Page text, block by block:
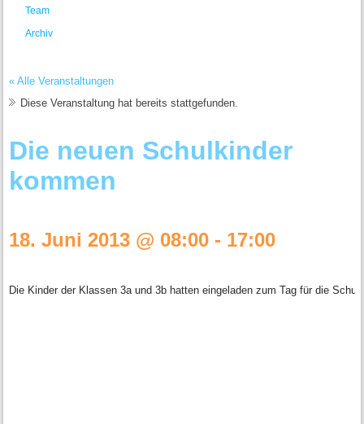
Team
Archiv
« Alle Veranstaltungen
Diese Veranstaltung hat bereits stattgefunden.
Die neuen Schulkinder
kommen
18. Juni 2013 @ 08:00 - 17:00
Die Kinder der Klassen 3a und 3b hatten eingeladen zum Tag für die